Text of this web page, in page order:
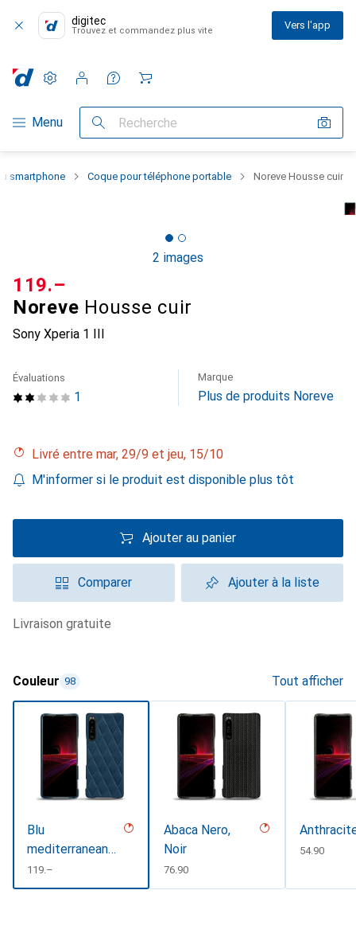
digitec
Trouvez et commandez plus vite Vers l'app
Navigation par catégorie
Menu Recherche
Paramètres
Compte client
Listes de comparaison
Listes d'envies
Panier
smartphone Coque pour téléphone portable Noreve Housse cuir
2 images
Noreve Housse cuir
Sony Xperia 1 III
CHF
119.–
1
Évaluations Marque
Plus de produits Noreve
Livré entre mar, 29/9 et jeu, 15/10
M'informer si le produit est disponible plus tôt
Ajouter au panier
Comparer Ajouter à la liste
livraison gratuite
Couleur 98 Tout afficher
Blu
mediterranean -
Couture
CHF
119.–
Abaca Nero,
Noir
CHF
76.90
CHF
54.90